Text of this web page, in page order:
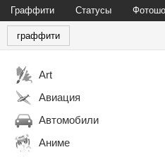
Граффити Статусы
граффити
Art
Авиация
Автомобили
Аниме